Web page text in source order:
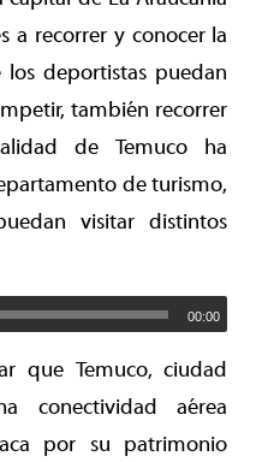
a recorrer y conocer la
los deportistas puedan
también recorrer
de Temuco ha
de turismo,
visitar distintos
00:00
que Temuco, ciudad
conectividad aérea
por su patrimonio